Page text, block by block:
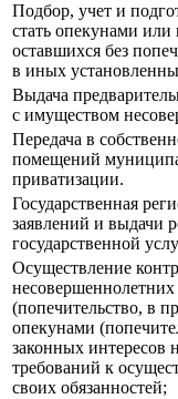
Подбор, учет и
стать опекунами или
оставшихся без
в иных
Выдача
с имуществом
Передача в
помещений
приватизации.
Государственная
заявлений и выдачи
государственной
Осуществление
(попечительство, в
опекунами
законных интересов
требований к
своих обязанностей;